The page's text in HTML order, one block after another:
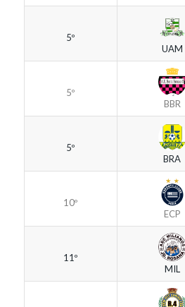
5º
UAM
5º
BBR
5º
BRA
10º
ECP
11º
MIL